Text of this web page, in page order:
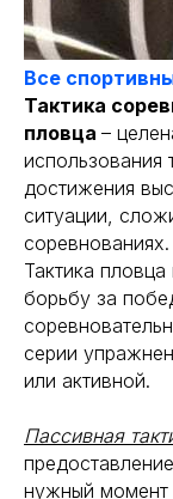
Все
Тактика
пловца –
использования
достижения
ситуации,
соревнованиях.
Тактика
борьбу за
серии
или активной.
Пассивная
нужный момент